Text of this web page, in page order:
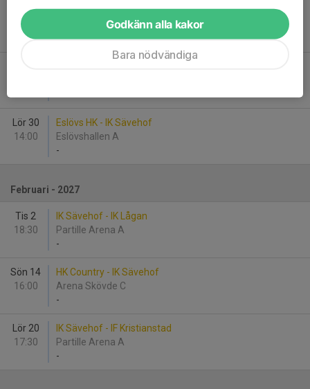
Lör 16
16:00
Åhus Handboll - IK Sävehof
Sånnahallen A
-
Lör 30
14:00
Eslövs HK - IK Sävehof
Eslövshallen A
-
Februari - 2027
Tis 2
18:30
IK Sävehof - IK Lågan
Partille Arena A
-
Sön 14
16:00
HK Country - IK Sävehof
Arena Skövde C
-
Lör 20
17:30
IK Sävehof - IF Kristianstad
Partille Arena A
-
Godkänn alla kakor
Bara nödvändiga